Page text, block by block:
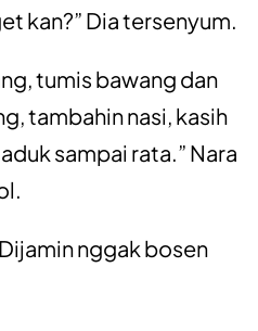
kan?” Dia tersenyum.
tumis bawang dan
tambahin nasi, kasih
sampai rata.” Nara
nggak bosen